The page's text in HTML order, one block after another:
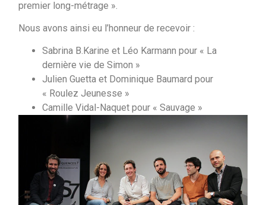
premier long-métrage ».
Nous avons ainsi eu l’honneur de recevoir :
Sabrina B.Karine et Léo Karmann pour « La
dernière vie de Simon »
Julien Guetta et Dominique Baumard pour
« Roulez Jeunesse »
Camille Vidal-Naquet pour « Sauvage »